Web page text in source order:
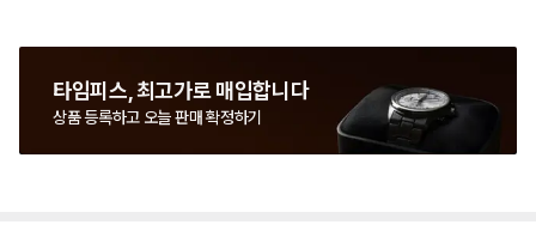
타임피스, 최고가로 매입합니다
상품 등록하고 오늘 판매 확정하기